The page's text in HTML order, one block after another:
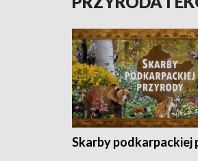
Skarby podkarpackiej